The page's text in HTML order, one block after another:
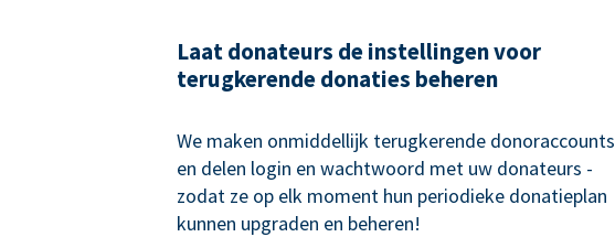
Laat donateurs de instellingen voor
terugkerende donaties beheren
We maken onmiddellijk terugkerende donoraccounts
en delen login en wachtwoord met uw donateurs -
zodat ze op elk moment hun periodieke donatieplan
kunnen upgraden en beheren!